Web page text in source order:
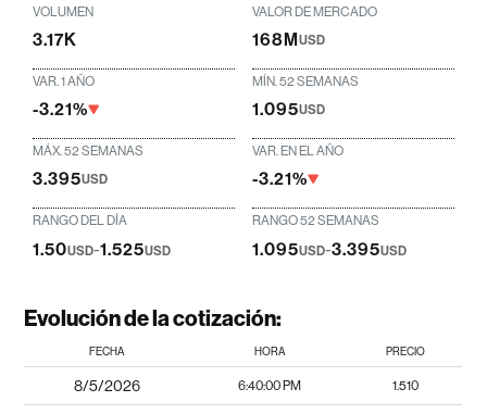
VOLUMEN
3.17K
VALOR DE MERCADO
168MUSD
VAR. 1 AÑO
-3.21%
MÍN. 52 SEMANAS
1.095USD
MÁX. 52 SEMANAS
3.395USD
VAR. EN EL AÑO
-3.21%
RANGO DEL DÍA
1.50USD-1.525USD
RANGO 52 SEMANAS
1.095USD-3.395USD
Evolución de la cotización:
FECHA HORA PRECIO
8/5/2026 6:40:00 PM 1.510